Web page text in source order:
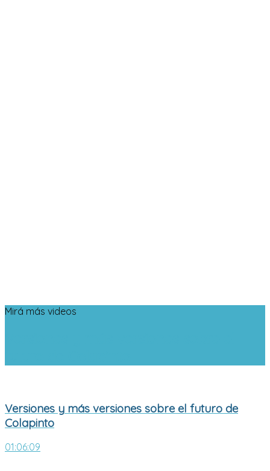
Mirá más videos
Versiones y más versiones sobre el futuro de
Colapinto
01:06:09